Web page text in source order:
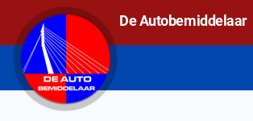
De Autobemiddelaar
De autobemiddelaar